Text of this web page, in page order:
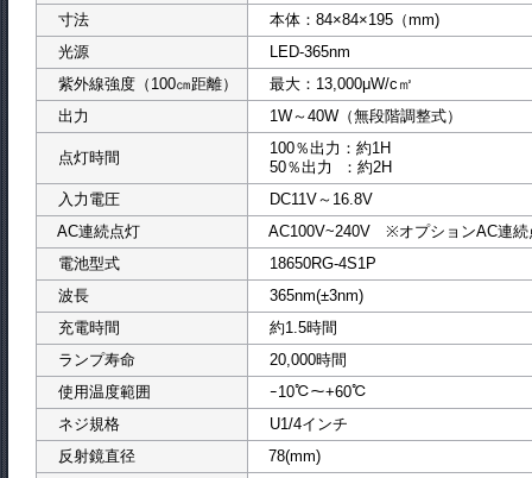
寸法
本体：84×84×195（mm)
光源
LED-365nm
紫外線強度（100㎝距離）
最大：13,000μW/c㎡
出力
1W～40W（無段階調整式）
点灯時間
100％出力：約1H
50％出力 ：約2H
入力電圧
DC11V～16.8V
AC連続点灯
AC100V~240V ※オプションAC連続
電池型式
18650RG-4S1P
波長
365nm(±3nm)
充電時間
約1.5時間
ランプ寿命
20,000時間
使用温度範囲
ｰ10℃～+60℃
ネジ規格
U1/4インチ
反射鏡直径
78(mm)